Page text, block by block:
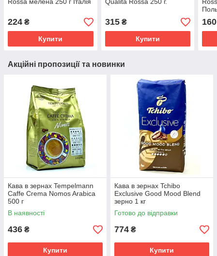
Rossa мелена 250 г Італія
224 ₴
Купити
Qualita Rossa 250 г.
315₴
Купити
160
Акційні пропозиції та новинки
Кава в зернах Tempelmann
Caffe Crema Nomos Arabica
500 г
В наявності
436 ₴
Купити
Кава в зернах Tchibo
Exclusive Good Mood Blend
зерно 1 кг
Готово до відправки
774 ₴
Купити